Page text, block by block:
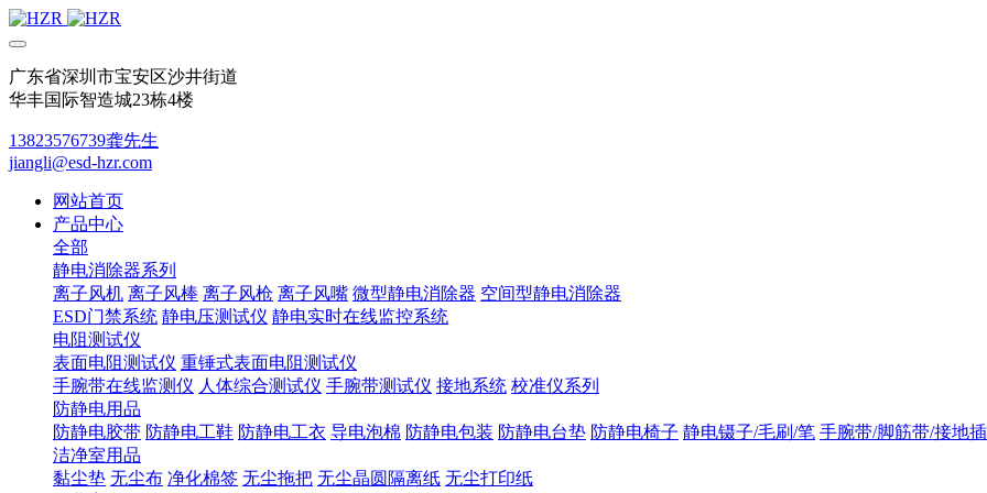
广东省深圳市宝安区沙井街道
华丰国际智造城23栋4楼
13823576739龚先生
jiangli@esd-hzr.com
网站首页
产品中心
全部
静电消除器系列
离子风机 离子风棒 离子风枪 离子风嘴 微型静电消除器 空间型静电消除器
ESD门禁系统 静电压测试仪 静电实时在线监控系统
电阻测试仪
表面电阻测试仪 重锤式表面电阻测试仪
手腕带在线监测仪 人体综合测试仪 手腕带测试仪 接地系统 校准仪系列
防静电用品
防静电胶带 防静电工鞋 防静电工衣 导电泡棉 防静电包装 防静电台垫 防静电椅子 静电镊子/毛刷/笔 手腕带/脚筋带/接地
洁净室用品
黏尘垫 无尘布 净化棉签 无尘拖把 无尘晶圆隔离纸 无尘打印纸